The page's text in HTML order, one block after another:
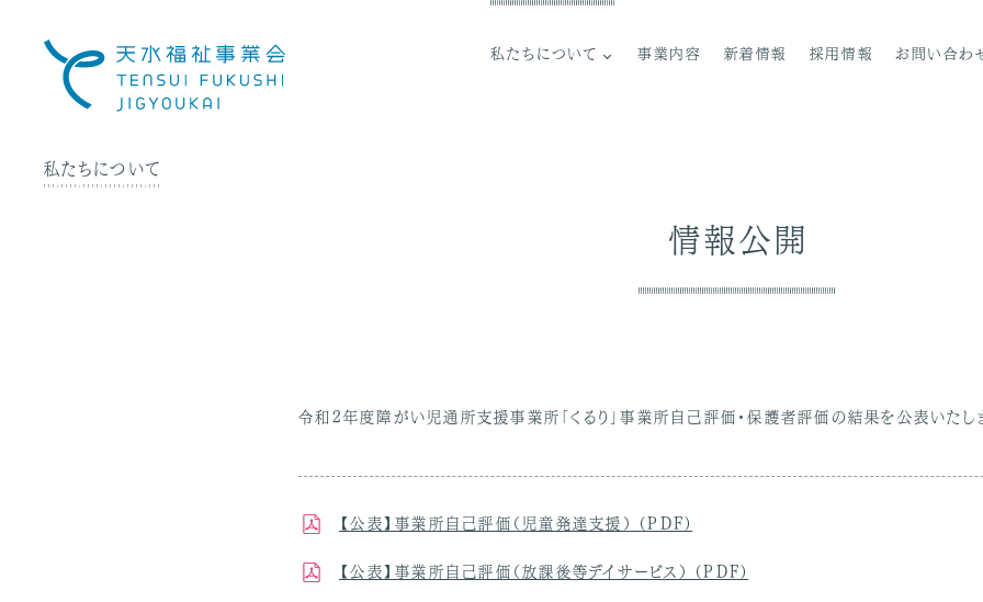
人
天
水
私たちについて 事業内容 新着情報 採用情報 お問い合わ
私たちについて
情報公開
令和2年度障がい児通所支援事業所「くるり」事業所自己評価・保護者評価の結果を公表いたし
【公表】事業所自己評価（児童発達支援） (PDF)
【公表】事業所自己評価（放課後等デイサービス） (PDF)